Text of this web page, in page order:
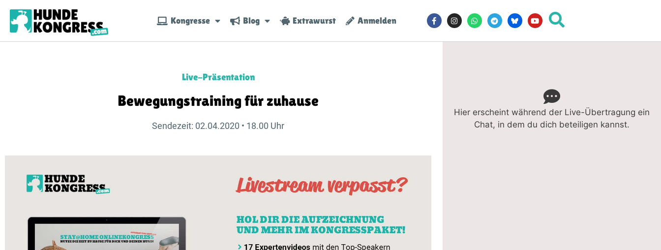
Kongresse Blog Extrawurst Anmelden
Live-Präsentation
Bewegungstraining für zuhause
Sendezeit: 02.04.2020 • 18.00 Uhr
Hier erscheint während der Live-Übertragung ein
Chat, in dem du dich beteiligen kannst.